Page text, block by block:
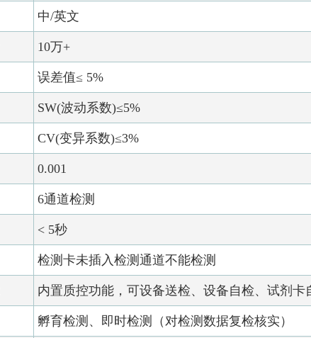
中/英文
10万+
误差值≤ 5%
SW(波动系数)≤5%
CV(变异系数)≤3%
0.001
6通道检测
< 5秒
检测卡未插入检测通道不能检测
内置质控功能，可设备送检、设备自检、试剂卡
孵育检测、即时检测（对检测数据复检核实）